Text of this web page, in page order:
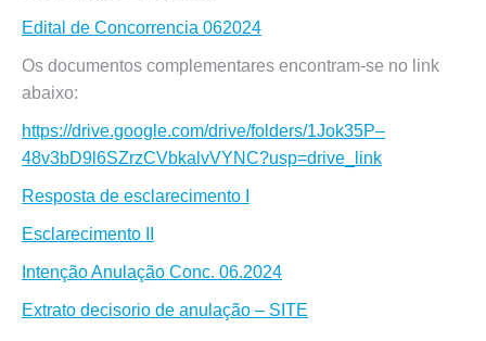
Edital de Concorrencia 062024
Os documentos complementares encontram-se no link
abaixo:
https://drive.google.com/drive/folders/1Jok35P–
48v3bD9l6SZrzCVbkalvVYNC?usp=drive_link
Resposta de esclarecimento I
Esclarecimento II
Intenção Anulação Conc. 06.2024
Extrato decisorio de anulação – SITE